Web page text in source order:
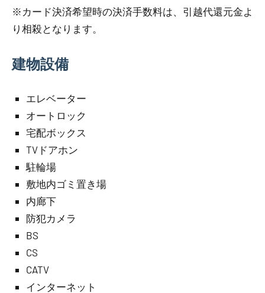
※カード決済希望時の決済手数料は、引越代還元金よ
り相殺となります。
建物設備
エレベーター
オートロック
宅配ボックス
TVドアホン
駐輪場
敷地内ゴミ置き場
内廊下
防犯カメラ
BS
CS
CATV
インターネット